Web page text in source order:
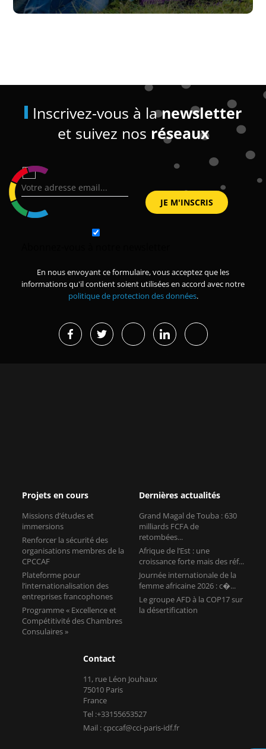
Inscrivez-vous à lanewsletter
et suivez nos réseaux
En nous envoyant ce formulaire, vous acceptez que les
informations qu'il contient soient utilisées en accord avec notre
politique de protection des données.
Projets en cours
Missions d’études et
immersions
Renforcer la sécurité des
organisations membres de la
CPCCAF
Plateforme pour
l’internationalisation des
entreprises francophones
Programme « Excellence et
Compétitivité des Chambres
Consulaires »
Dernières actualités
Grand Magal de Touba : 630
milliards FCFA de
retombées...
Afrique de l’Est : une
croissance forte mais des réf...
Journée internationale de la
femme africaine 2026 : c�...
Le groupe AFD à la COP17 sur
la désertification
Contact
11, rue Léon Jouhaux
75010 Paris
France
Tel :+33155653527
Mail : cpccaf@cci-paris-idf.fr